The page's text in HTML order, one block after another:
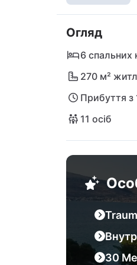
розмаїтому
культури не
старе місто
а міжнародний
Огляд
6 спальних
270 м²
Прибуття з
11 осіб
30